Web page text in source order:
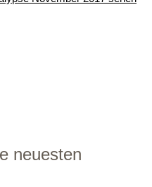
neuesten